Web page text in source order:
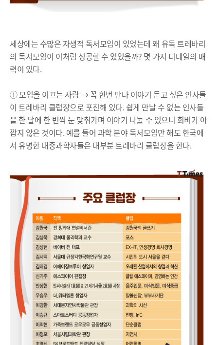
세상에는 수많은 자생적 독서모임이 있었는데 왜 유독 트레바리
의 독서모임이 이처럼 성공할 수 있었을까? 몇 가지 디테일의 매
력이 있다.
① 모임을 이끄는 사람 → 꼭 한번 만나 이야기 듣고 싶은 인사들
이 트레바리 클럽장으로 포진해 있다. 쉽게 만날 수 없는 인사들
을 한 달에 한 번씩 눈 맞춰가며 이야기 나눌 수 있으니 회비가 아
깝지 않은 것이다. 예를 들어 과학 분야 독서모임만 해도 한국에
서 유명한 대중과학자들은 대부분 트레바리 클럽장을 한다.